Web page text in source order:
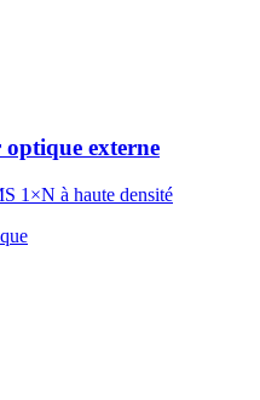
externe
1×N à haute densité